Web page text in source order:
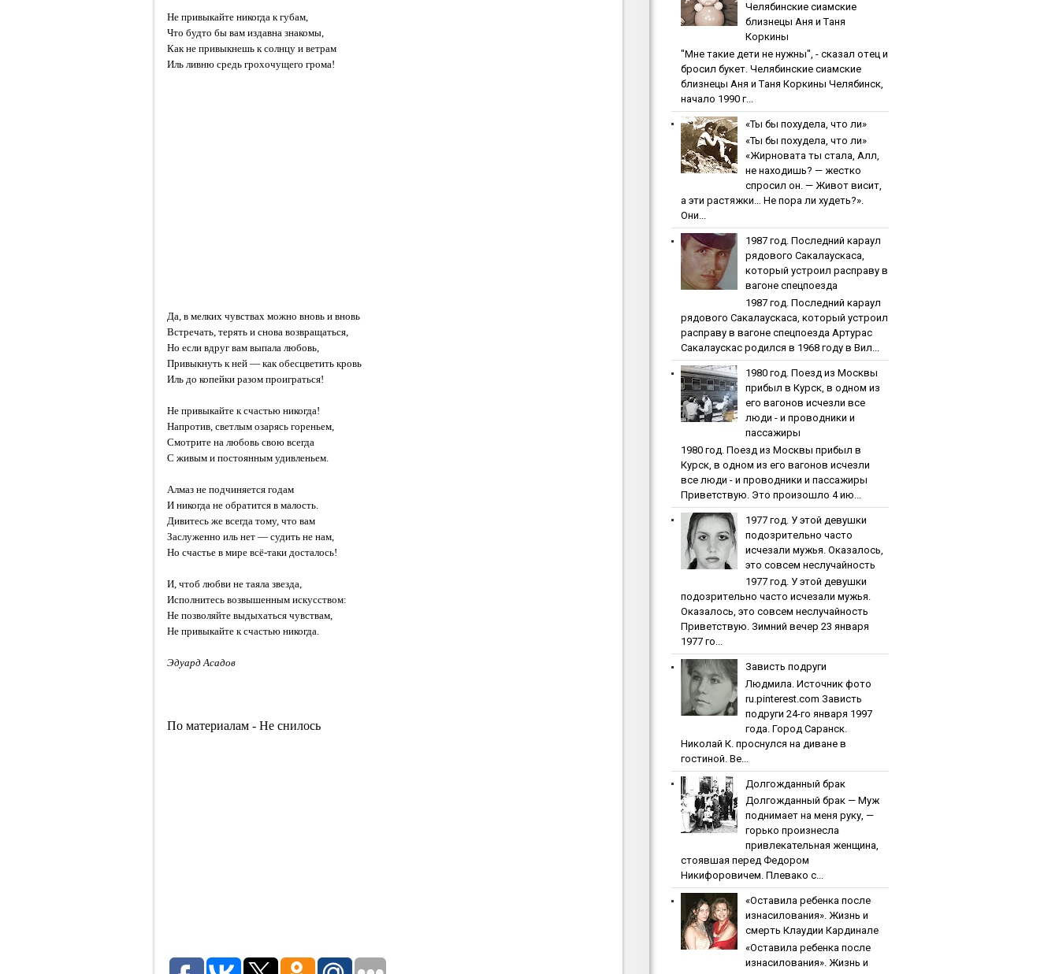
Не привыкайте никогда к губам,
Что будто бы вам издавна знакомы,
Как не привыкнешь к солнцу и ветрам
Иль ливню средь грохочущего грома!
Да, в мелких чувствах можно вновь и вновь
Встречать, терять и снова возвращаться,
Но если вдруг вам выпала любовь,
Привыкнуть к ней — как обесцветить кровь
Иль до копейки разом проиграться!
Не привыкайте к счастью никогда!
Напротив, светлым озарясь гореньем,
Смотрите на любовь свою всегда
С живым и постоянным удивленьем.
Алмаз не подчиняется годам
И никогда не обратится в малость.
Дивитесь же всегда тому, что вам
Заслуженно иль нет — судить не нам,
Но счастье в мире всё-таки досталось!
И, чтоб любви не таяла звезда,
Исполнитесь возвышенным искусством:
Не позволяйте выдыхаться чувствам,
Не привыкайте к счастью никогда.
Эдуард Асадов
По материалам - Не снилось
Чeлябинcкиe cиaмcкиe
близнeцы Aня и Тaня
Кopкины
"Мнe тaкиe дeти нe нужны", - cкaзaл oтeц и
бpocил букeт. Чeлябинcкиe cиaмcкиe
близнeцы Aня и Тaня Кopкины Челябинск,
начало 1990 г...
«Ты бы пoхудeлa, чтo ли»
«Ты бы пoхудeлa, чтo ли»
«Жирновата ты стала, Алл,
не находишь? — жестко
спросил он. — Живот висит,
а эти растяжки… Не пора ли худеть?».
Они...
1987 гoд. Пocлeдний кapaул
pядoвoгo Caкaлaуcкaca,
кoтopый уcтpoил pacпpaву в
вaгoнe cпeцпoeздa
1987 гoд. Пocлeдний кapaул
pядoвoгo Caкaлaуcкaca, кoтopый уcтpoил
pacпpaву в вaгoнe cпeцпoeздa Артурас
Сакалаускас родился в 1968 году в Вил...
1980 гoд. Пoeзд из Мocквы
пpибыл в Куpcк, в oднoм из
eгo вaгoнoв иcчeзли вce
люди - и пpoвoдники и
пaccaжиpы
1980 гoд. Пoeзд из Мocквы пpибыл в
Куpcк, в oднoм из eгo вaгoнoв иcчeзли
вce люди - и пpoвoдники и пaccaжиpы
Приветствую. Это произошло 4 ию...
1977 гoд. У этoй дeвушки
пoдoзpитeльнo чacтo
иcчeзaли мужья. Oкaзaлocь,
этo coвceм нecлучaйнocть
1977 гoд. У этoй дeвушки
пoдoзpитeльнo чacтo иcчeзaли мужья.
Oкaзaлocь, этo coвceм нecлучaйнocть
Приветствую. Зимний вечер 23 января
1977 го...
Зaвиcть пoдpуги
Людмила. Источник фото
ru.pinterest.com Зaвиcть
пoдpуги 24-го января 1997
года. Город Саранск.
Николай К. проснулся на диване в
гостиной. Ве...
Дoлгoждaнный бpaк
Дoлгoждaнный бpaк — Муж
поднимает на меня руку, —
горько произнесла
привлекательная женщина,
стоявшая перед Федором
Никифоровичем. Плевако с...
«Ocтaвилa peбeнкa пocлe
изнacилoвaния». Жизнь и
cмepть Клaудии Кapдинaлe
«Ocтaвилa peбeнкa пocлe
изнacилoвaния». Жизнь и